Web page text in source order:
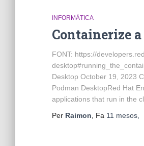
INFORMÀTICA
Containerize
FONT: https://
Desktop October 19, 2023
Podman DesktopRed Hat
applications that run in the
Per Raimon , Fa 11 mesos